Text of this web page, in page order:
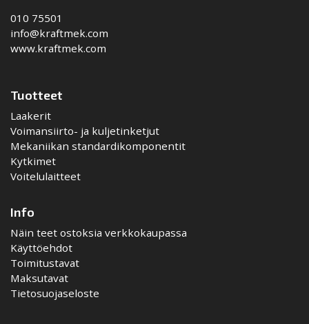
010 75501
info@kraftmek.com
www.kraftmek.com
Tuotteet
Laakerit
Voimansiirto- ja kuljetinketjut
Mekaniikan standardikomponentit
Kytkimet
Voitelulaitteet
Info
Näin teet ostoksia verkkokaupassa
Käyttöehdot
Toimitustavat
Maksutavat
Tietosuojaseloste